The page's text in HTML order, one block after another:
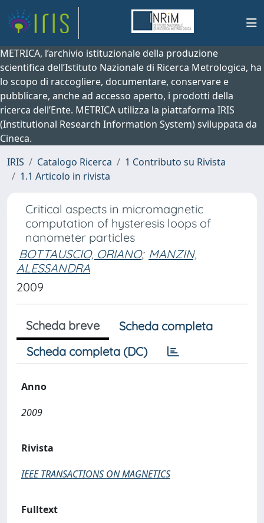
METRICA, l’archivio istituzionale della produzione
scientifica dell’Istituto Nazionale di Ricerca Metrologica, ha
lo scopo di raccogliere, documentare, conservare e
pubblicare, anche ad accesso aperto, i prodotti della
ricerca dell’Ente. METRICA utilizza la piattaforma IRIS
(Institutional Research Information System) sviluppata da
Cineca.
IRIS
Catalogo Ricerca
1 Contributo su Rivista
1.1 Articolo in rivista
Critical aspects in micromagnetic
computation of hysteresis loops of
nanometer particles
BOTTAUSCIO, ORIANO; MANZIN,
ALESSANDRA
2009
Scheda breve
Scheda completa
Scheda completa (DC)
Anno
2009
Rivista
IEEE TRANSACTIONS ON MAGNETICS
Fulltext